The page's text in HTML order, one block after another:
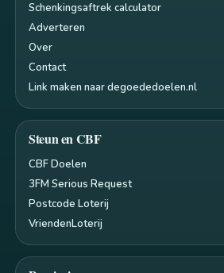
Schenkingsaftrek calculator
Adverteren
Over
Contact
Link maken naar degoededoelen.nl
Steun en CBF
CBF Doelen
3FM Serious Request
Postcode Loterij
VriendenLoterij